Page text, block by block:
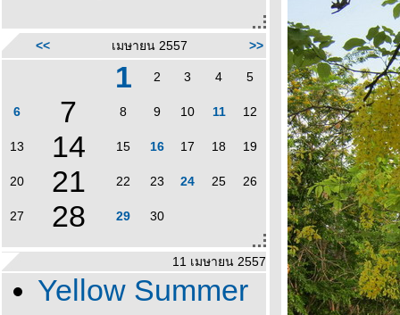
<< เมษายน 2557 >>
1 2 3 4 5
6 7 8 9 10 11 12
13 14 15 16 17 18 19
20 21 22 23 24 25 26
27 28 29 30
11 เมษายน 2557
Yellow Summer